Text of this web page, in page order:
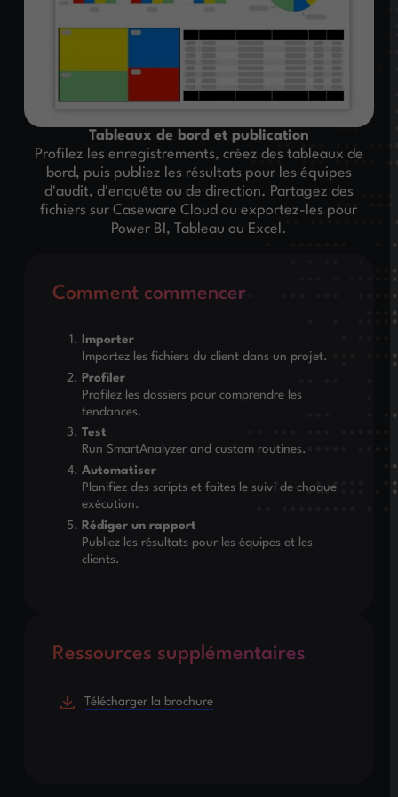
Tableaux de bord et publication
Profilez les enregistrements, créez des tableaux de
bord, puis publiez les résultats pour les équipes
d'audit, d'enquête ou de direction. Partagez des
fichiers sur Caseware Cloud ou exportez-les pour
Power BI, Tableau ou Excel.
Comment commencer
Importer
Importez les fichiers du client dans un projet.
Profiler
Profilez les dossiers pour comprendre les
tendances.
Test
Run SmartAnalyzer and custom routines.
Automatiser
Planifiez des scripts et faites le suivi de chaque
exécution.
Rédiger un rapport
Publiez les résultats pour les équipes et les
clients.
Ressources supplémentaires
Télécharger la brochure